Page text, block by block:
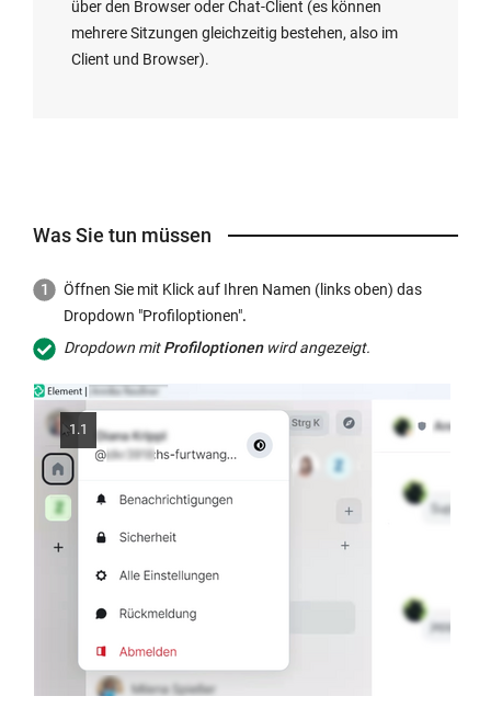
über den Browser oder Chat-Client (es können
mehrere Sitzungen gleichzeitig bestehen, also im
Client und Browser).
Was Sie tun müssen
Öffnen Sie mit Klick auf Ihren Namen (links oben) das
Dropdown "Profiloptionen".
Dropdown mitProfiloptionenwird angezeigt.
1.1